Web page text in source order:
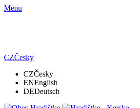
Menu
CZČesky
CZČesky
ENEnglish
DEDeutsch